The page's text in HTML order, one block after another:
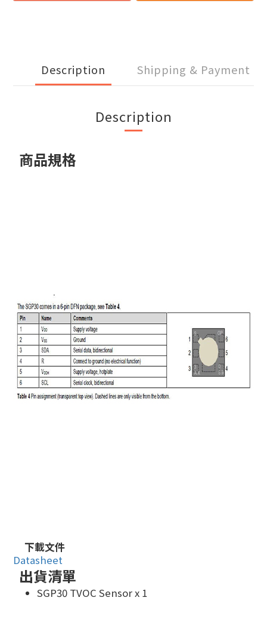
Description Shipping & Payment
Description
商品規格
下載文件
Datasheet
出貨清單
SGP30 TVOC Sensor x 1